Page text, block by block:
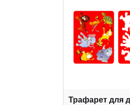
Трафарет для